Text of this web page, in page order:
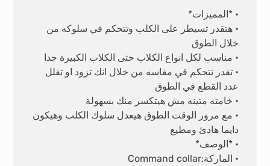
• *المميزات*
• هتقدر تسيطر على الكلب وتتحكم في سلوكه من
خلال الطوق
• مناسب لكل انواع الكلاب حتى الكلاب الكبيرة جدا
• تقدر تتحكم في مقاسه من خلال انك تزود او تقلل
عدد القطع في الطوق
• خامته متينه مش هيتكسر منك بسهولة
• مع مرور الوقت الطوق هيعدل سلوك الكلب وهيكون
دايما هادئ ومطيع
• *الوصف*
• الماركة:Command collar